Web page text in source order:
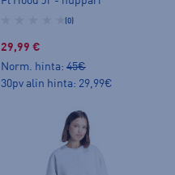
(0)
29,99 €
Norm. hinta: 45€
30pv alin hinta: 29,99€